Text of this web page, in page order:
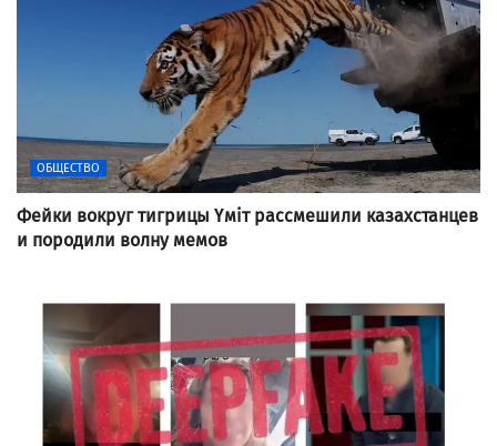
ОБЩЕСТВО
Фейки вокруг тигрицы Үміт рассмешили казахстанцев
и породили волну мемов